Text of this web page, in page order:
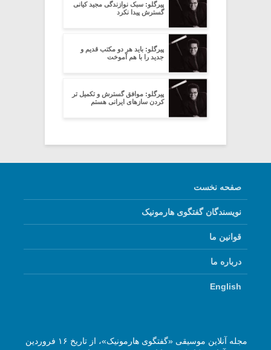
پیرگلو: سبک نوازندگی مجید کیانی
گسترش پیدا نکرد
پیرگلو: باید هر دو مکتب قدیم و
جدید را با هم آموخت
پیرگلو: موافق گسترش و تکمیل تر
کردن سازهای ایرانی هستم
صفحه نخست
نویسندگان گفتگوی هارمونیک
قوانین ما
درباره ما
English
مجله آنلاین موسیقی «گفتگوی هارمونیک»، از تاریخ ۱۶ فروردین